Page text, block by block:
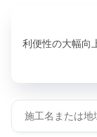
利便性の大幅向